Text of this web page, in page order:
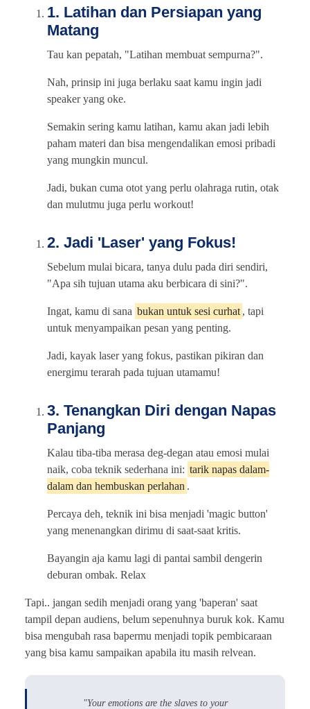
1. Latihan dan Persiapan yang
Matang
Tau kan pepatah, "Latihan membuat sempurna?".
Nah, prinsip ini juga berlaku saat kamu ingin jadi
speaker yang oke.
Semakin sering kamu latihan, kamu akan jadi lebih
paham materi dan bisa mengendalikan emosi pribadi
yang mungkin muncul.
Jadi, bukan cuma otot yang perlu olahraga rutin, otak
dan mulutmu juga perlu workout!
2. Jadi 'Laser' yang Fokus!
Sebelum mulai bicara, tanya dulu pada diri sendiri,
"Apa sih tujuan utama aku berbicara di sini?".
Ingat, kamu di sana bukan untuk sesi curhat , tapi
untuk menyampaikan pesan yang penting.
Jadi, kayak laser yang fokus, pastikan pikiran dan
energimu terarah pada tujuan utamamu!
3. Tenangkan Diri dengan Napas
Panjang
Kalau tiba-tiba merasa deg-degan atau emosi mulai
naik, coba teknik sederhana ini: tarik napas dalam-
dalam dan hembuskan perlahan .
Percaya deh, teknik ini bisa menjadi 'magic button'
yang menenangkan dirimu di saat-saat kritis.
Bayangin aja kamu lagi di pantai sambil dengerin
deburan ombak. Relax
Tapi.. jangan sedih menjadi orang yang 'baperan' saat
tampil depan audiens, belum sepenuhnya buruk kok. Kamu
bisa mengubah rasa bapermu menjadi topik pembicaraan
yang bisa kamu sampaikan apabila itu masih relvean.
"Your emotions are the slaves to your